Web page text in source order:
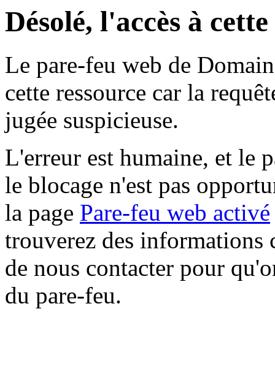
Désolé, l'accès à
Le pare-feu web de
cette ressource car la
jugée suspicieuse.
L'erreur est humaine, et le
le blocage n'est pas
la page Pare-feu web activé
trouverez des informations
de nous contacter pour
du pare-feu.